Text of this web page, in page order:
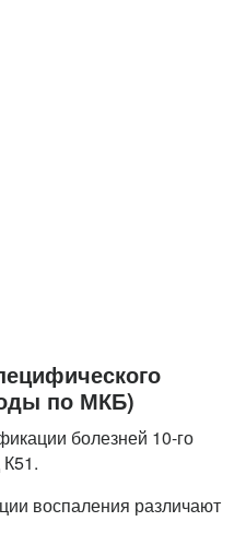
по МКБ)
болезней 10-го
воспаления различают